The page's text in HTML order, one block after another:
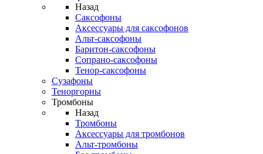
Назад
Саксофоны
Аксессуары для саксофонов
Альт-саксофоны
Баритон-саксофоны
Сопрано-саксофоны
Тенор-саксофоны
Сузафоны
Теноргорны
Тромбоны
Назад
Тромбоны
Аксессуары для тромбонов
Альт-тромбоны